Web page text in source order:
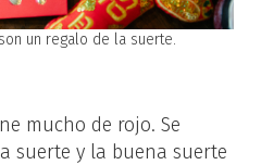
un regalo de la suerte.
mucho de rojo. Se
suerte y la buena suerte